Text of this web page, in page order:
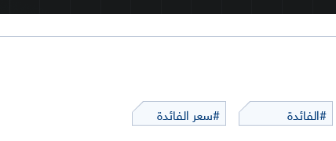
#الفائدة #سعر الفائدة